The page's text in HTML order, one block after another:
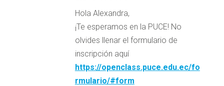
Hola Alexandra,
¡Te esperamos en la PUCE! No
olvides llenar el formulario de
inscripción aquí
https://openclass.puce.edu.ec/fo
rmulario/#form